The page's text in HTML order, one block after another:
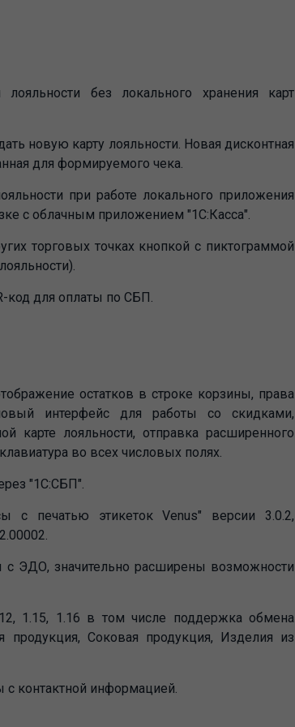
без локального хранения карт
новую карту лояльности. Новая дисконтная
для формируемого чека.
при работе локального приложения
с облачным приложением "1С:Касса".
торговых точках кнопкой с пиктограммой
код для оплаты по СБП.
остатков в строке корзины, права
интерфейс для работы со скидками,
карте лояльности, отправка расширенного
во всех числовых полях.
"1С:СБП".
печатью этикеток Venus" версии 3.0.2,
ЭДО, значительно расширены возможности
1.15, 1.16 в том числе поддержка обмена
продукция, Соковая продукция, Изделия из
с контактной информацией.